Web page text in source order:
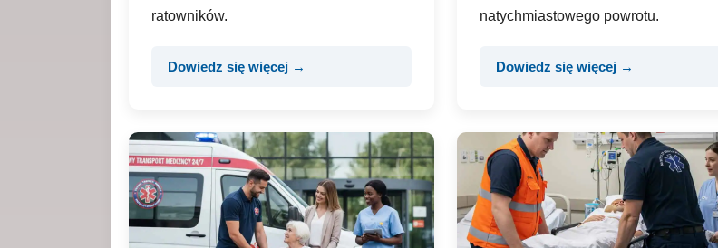
ratowników.
Dowiedz się więcej →
natychmiastowego powrotu.
Dowiedz się więcej →